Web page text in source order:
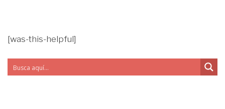
[was-this-helpful]